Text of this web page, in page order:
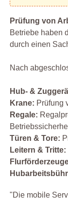
Prüfung von
Betriebe haben
durch einen
Nach
Hub- &
Krane: Prüfung
Regale:
Türen & Tore:
Leitern & Tritte:
"Die mobile